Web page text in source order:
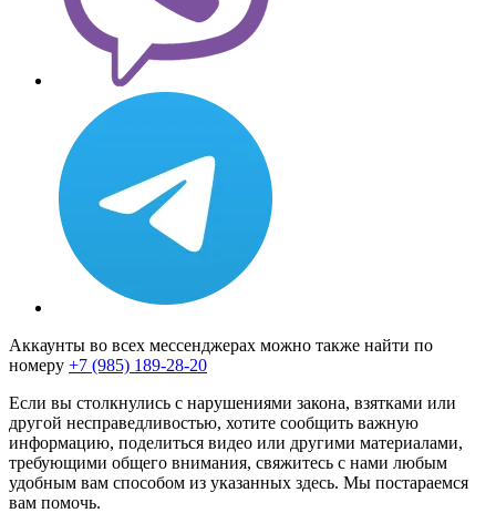
Аккаунты во всех мессенджерах можно также найти по
номеру +7 (985) 189-28-20
Если вы столкнулись с нарушениями закона, взятками или
другой несправедливостью, хотите сообщить важную
информацию, поделиться видео или другими материалами,
требующими общего внимания, свяжитесь с нами любым
удобным вам способом из указанных здесь. Мы постараемся
вам помочь.